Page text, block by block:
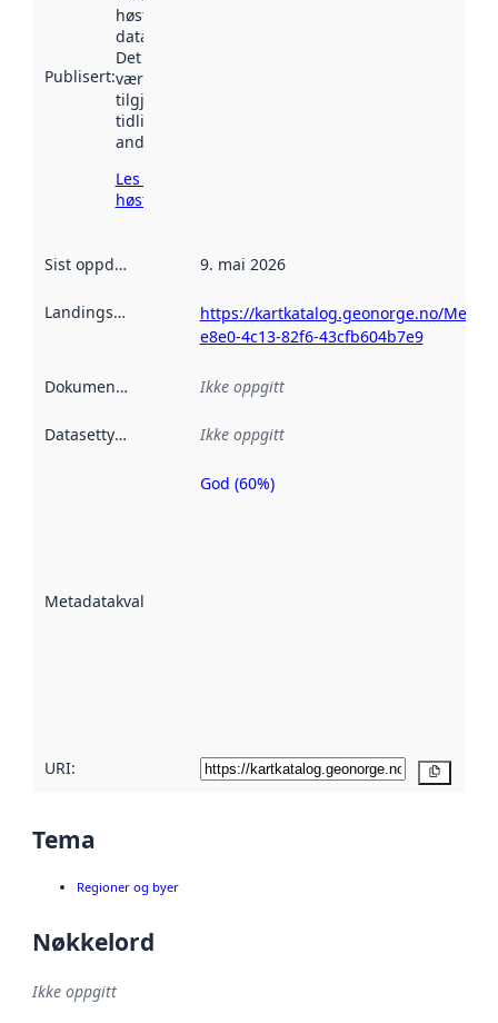
Publisert:
høstet av
data.norge.no.
Det kan ha
vært
tilgjengelig
tidligere
andre steder.
Les mer om
høsting her
Sist oppdatert 9. mai 2026
Landingsside
https://kartkatalog.geonorge.no/
e8e0-4c13-82f6-43cfb604b7e9
Dokumentasjon Ikke oppgitt
Datasettype Ikke oppgitt
Metadatakvalitet
Metadatakvalitet
God (60%)
URI:
Tema
Regioner og byer
Nøkkelord
Ikke oppgitt